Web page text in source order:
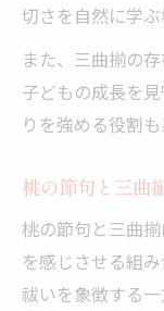
切さを自然に学ぶ
また、三曲揃の
子どもの成長を
りを強める役割も
桃の節句と三曲
桃の節句と三曲
を感じさせる組
祓いを象徴する